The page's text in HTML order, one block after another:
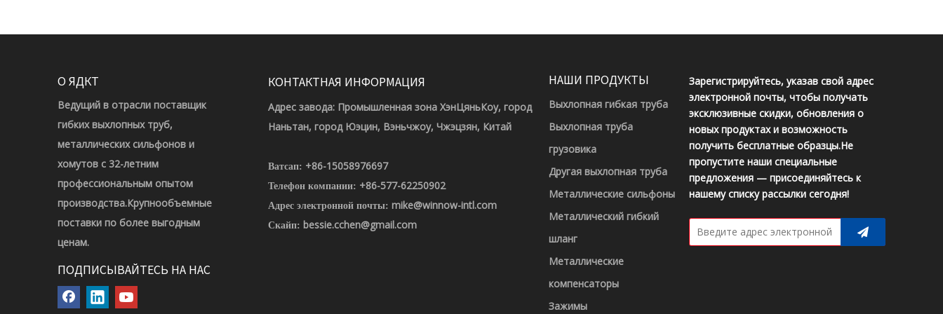
О ЯДКТ
Ведущий в отрасли поставщик
гибких выхлопных труб,
металлических сильфонов и
хомутов с 32-летним
профессиональным опытом
производства.Крупнообъемные
поставки по более выгодным
ценам.
ПОДПИСЫВАЙТЕСЬ НА НАС
КОНТАКТНАЯ ИНФОРМАЦИЯ
Адрес завода: Промышленная зона ХэнЦяньКоу, город
Наньтан, город Юэцин, Вэньчжоу, Чжэцзян, Китай
Ватсап: +86-15058976697
Телефон компании: +86-577-62250902
Адрес электронной почты: mike@winnow-intl.com
Скайп: bessie.cchen@gmail.com
НАШИ ПРОДУКТЫ
Выхлопная гибкая труба
Выхлопная труба
грузовика
Другая выхлопная труба
Металлические сильфоны
Металлический гибкий
шланг
Металлические
компенсаторы
Зажимы
Зарегистрируйтесь, указав свой адрес
электронной почты, чтобы получать
эксклюзивные скидки, обновления о
новых продуктах и ​​возможность
получить бесплатные образцы.Не
пропустите наши специальные
предложения — присоединяйтесь к
нашему списку рассылки сегодня!